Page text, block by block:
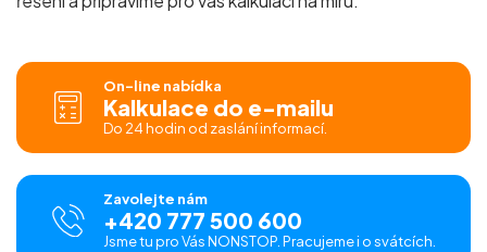
On-line nabídka
Kalkulace do e-mailu
Do 24 hodin od zaslání informací.
Zavolejte nám
+420 777 500 600
Jsme tu pro Vás NONSTOP. Pracujeme i o svátcích.